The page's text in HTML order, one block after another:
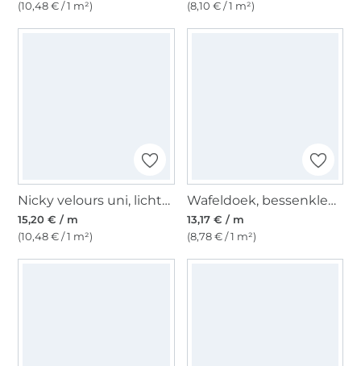
(10,48 € / 1 m²) (8,10 € / 1 m²)
Nicky velours uni, lichtgeel
15,20 € / m
(10,48 € / 1 m²)
Wafeldoek, bessenkleurig
13,17 € / m
(8,78 € / 1 m²)